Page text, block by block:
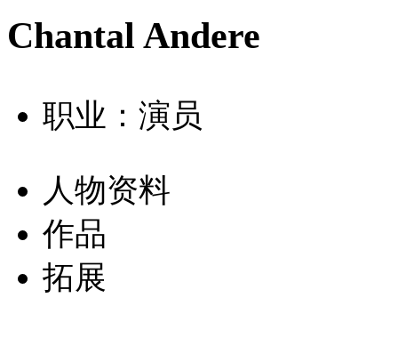
Chantal Andere
职业：演员
人物资料
作品
拓展